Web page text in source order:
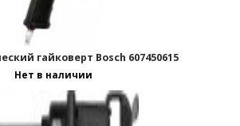
гайковерт Bosch 607450615
Нет в наличии